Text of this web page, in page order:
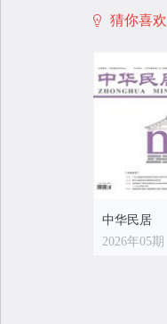
护理研究
2025年16期
猜你喜欢
中华民居
2026年05期